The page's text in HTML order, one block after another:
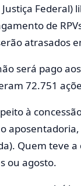
Justiça
de
atrasados
será pago
72.751
à
Quem teve
ou agosto.